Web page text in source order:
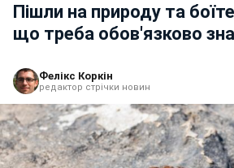
Пішли на природу та
що треба обов'язково
Фелікс Коркін
редактор стрічки новин